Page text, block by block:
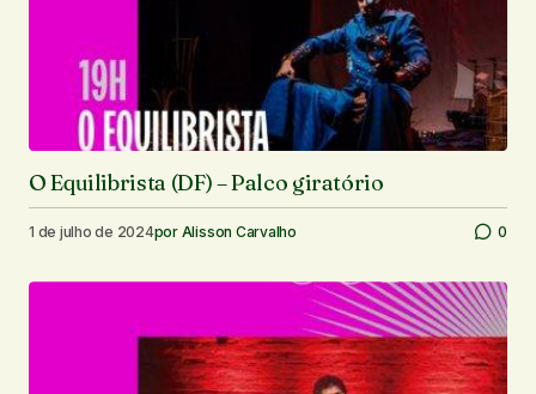
O Equilibrista (DF) – Palco giratório
1 de julho de 2024por Alisson Carvalho 0